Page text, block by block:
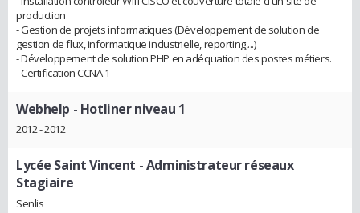
production
- Gestion de projets informatiques (Développement de solution de
gestion de flux, informatique industrielle, reporting,...)
- Développement de solution PHP en adéquation des postes métiers.
- Certification CCNA 1
Webhelp - Hotliner niveau 1
2012 - 2012
Lycée Saint Vincent - Administrateur réseaux
Stagiaire
Senlis